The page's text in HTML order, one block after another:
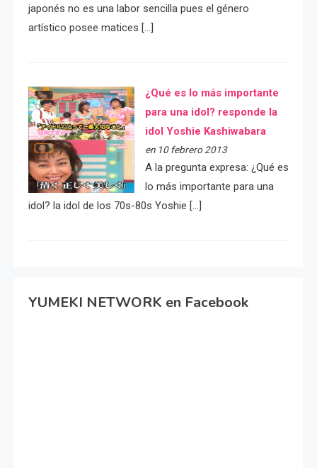
japonés no es una labor sencilla pues el género
artístico posee matices […]
¿Qué es lo más importante
para una idol? responde la
idol Yoshie Kashiwabara
en 10 febrero 2013
A la pregunta expresa: ¿Qué es
lo más importante para una
idol? la idol de los 70s-80s Yoshie […]
YUMEKI NETWORK en Facebook